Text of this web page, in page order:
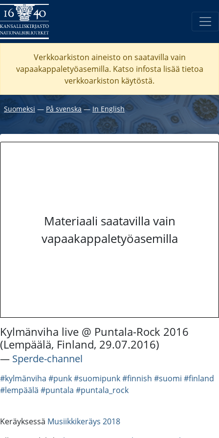
Verkkoarkiston aineisto on saatavilla vain
vapaakappaletyöasemilla. Katso infosta lisää tietoa
verkkoarkiston käytöstä.
Suomeksi ― På svenska ― In English
Materiaali saatavilla vain
vapaakappaletyöasemilla
Kylmänviha live @ Puntala-Rock 2016
(Lempäälä, Finland, 29.07.2016)
― Sperde-channel
#kylmänviha #punk#suomipunk#finnish #suomi #finland
#lempäälä #puntala #puntala_rock
Keräyksessä Musiikkikeräys 2018